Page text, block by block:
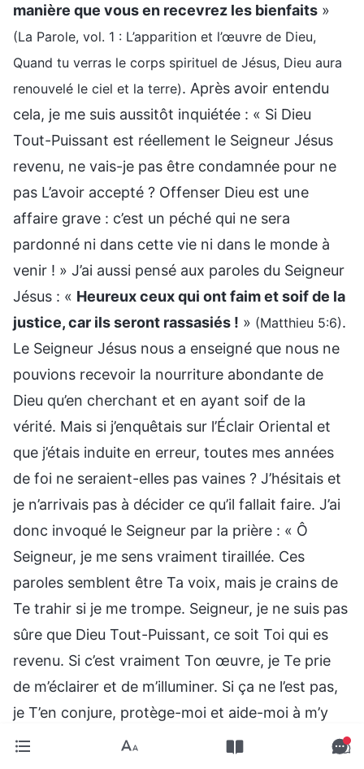
manière que vous en recevrez les bienfaits »
(La Parole, vol. 1 : L’apparition et l’œuvre de Dieu,
Quand tu verras le corps spirituel de Jésus, Dieu aura
renouvelé le ciel et la terre). Après avoir entendu
cela, je me suis aussitôt inquiétée : « Si Dieu
Tout-Puissant est réellement le Seigneur Jésus
revenu, ne vais-je pas être condamnée pour ne
pas L’avoir accepté ? Offenser Dieu est une
affaire grave : c’est un péché qui ne sera
pardonné ni dans cette vie ni dans le monde à
venir ! » J’ai aussi pensé aux paroles du Seigneur
Jésus : « Heureux ceux qui ont faim et soif de la
justice, car ils seront rassasiés ! » (Matthieu 5:6).
Le Seigneur Jésus nous a enseigné que nous ne
pouvions recevoir la nourriture abondante de
Dieu qu’en cherchant et en ayant soif de la
vérité. Mais si j’enquêtais sur l’Éclair Oriental et
que j’étais induite en erreur, toutes mes années
de foi ne seraient-elles pas vaines ? J’hésitais et
je n’arrivais pas à décider ce qu’il fallait faire. J’ai
donc invoqué le Seigneur par la prière : « Ô
Seigneur, je me sens vraiment tiraillée. Ces
paroles semblent être Ta voix, mais je crains de
Te trahir si je me trompe. Seigneur, je ne suis pas
sûre que Dieu Tout-Puissant, ce soit Toi qui es
revenu. Si c’est vraiment Ton œuvre, je Te prie
de m’éclairer et de m’illuminer. Si ça ne l’est pas,
je T’en conjure, protège-moi et aide-moi à m’y
opposer en tenant bon. »